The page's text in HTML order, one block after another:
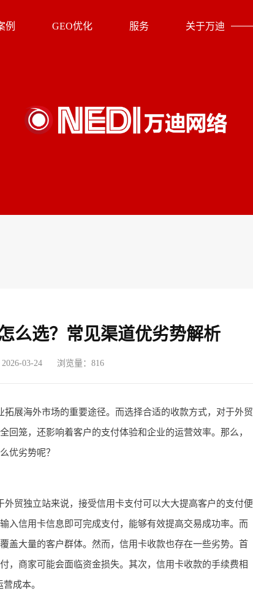
例 GEO优化 服务 关于万迪
么选？常见渠道优劣势解析
03-24 浏览量：816
展海外市场的重要途径。而选择合适的收款方式，对于外贸
回笼，还影响着客户的支付体验和企业的运营效率。那么，
优劣势呢？
贸独立站来说，接受信用卡支付可以大大提高客户的支付便
入信用卡信息即可完成支付，能够有效提高交易成功率。而
盖大量的客户群体。然而，信用卡收款也存在一些劣势。首
，商家可能会面临资金损失。其次，信用卡收款的手续费相
成本。